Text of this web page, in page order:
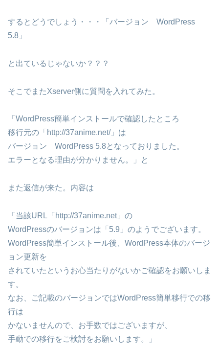
するとどうでしょう・・・「バージョン WordPress
5.8」
と出ているじゃないか？？？
そこでまたXserver側に質問を入れてみた。
「WordPress簡単インストールで確認したところ
移行元の「http://37anime.net/」は
バージョン WordPress 5.8となっておりました。
エラーとなる理由が分かりません。」と
また返信が来た。内容は
「当該URL「http://37anime.net」の
WordPressのバージョンは「5.9」のようでございます。
WordPress簡単インストール後、WordPress本体のバージ
ョン更新を
されていたというお心当たりがないかご確認をお願いしま
す。
なお、ご記載のバージョンではWordPress簡単移行での移
行は
かないませんので、お手数ではございますが、
手動での移行をご検討をお願いします。」